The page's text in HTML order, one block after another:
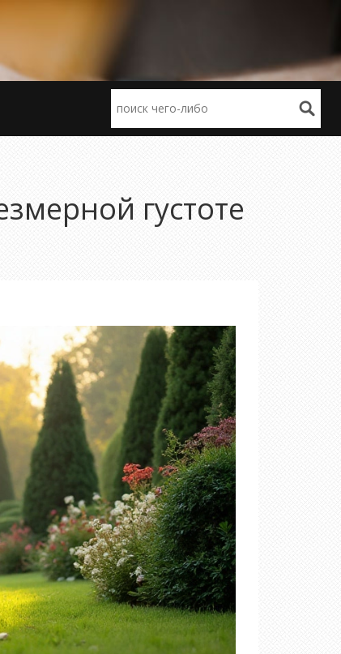
густоте